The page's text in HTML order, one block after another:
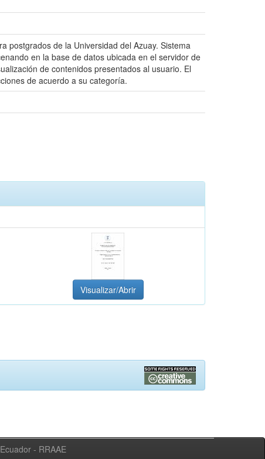
postgrados de la Universidad del Azuay. Sistema
en la base de datos ubicada en el servidor de
de contenidos presentados al usuario. El
de acuerdo a su categoría.
Visualizar/Abrir
- RRAAE